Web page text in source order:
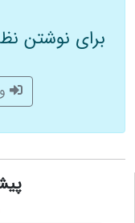
برای نوشتن